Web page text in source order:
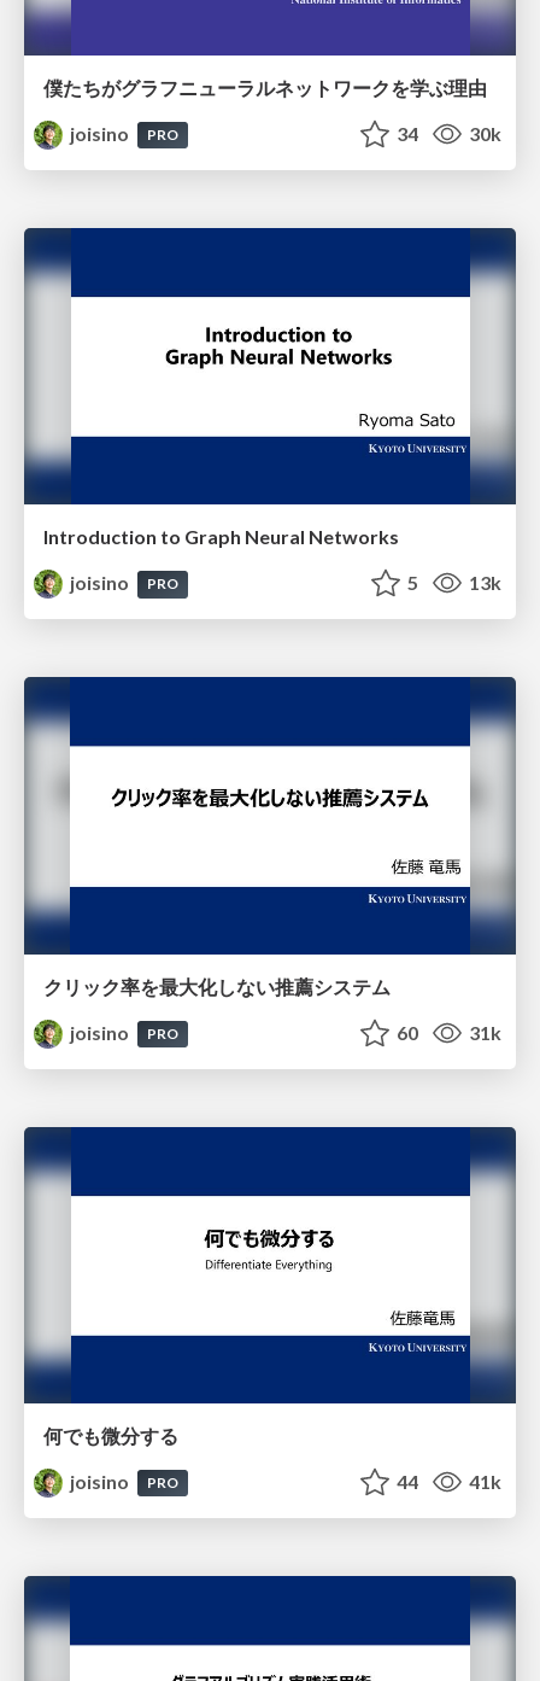
僕たちがグラフニューラルネットワークを学ぶ理由
joisino
PRO 34 30k
Introduction to Graph Neural Networks
joisino
PRO 5 13k
クリック率を最大化しない推薦システム
joisino
PRO 60 31k
何でも微分する
joisino
PRO 44 41k